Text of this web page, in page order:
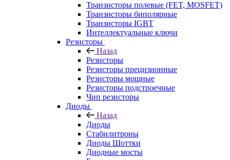
Транзисторы полевые (FET, MOSFET)
Транзисторы биполярные
Транзисторы IGBT
Интеллектуальные ключи
Резисторы
Назад
Резисторы
Резисторы прецизионные
Резисторы мощные
Резисторы подстроечные
Чип резисторы
Диоды
Назад
Диоды
Стабилитроны
Диоды Шоттки
Диодные мосты